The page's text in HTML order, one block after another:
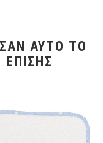
ΑΥΤΌ ΤΟ